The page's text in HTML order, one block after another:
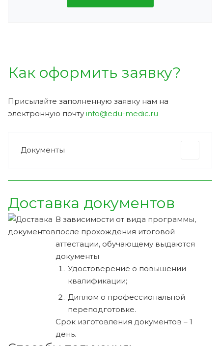
Как оформить заявку?
Присылайте заполненную заявку нам на
электронную почту info@edu-medic.ru
Документы
Доставка документов
В зависимости от вида программы,
после прохождения итоговой
аттестации, обучающему выдаются
документы
Удостоверение о повышении
квалификации;
Диплом о профессиональной
переподготовке.
Срок изготовления документов – 1
день.